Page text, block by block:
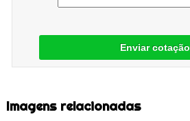
Enviar cotação
Imagens relacionadas